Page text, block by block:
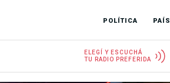
POLÍTICA PAÍS
ELEGÍ Y ESCUCHÁ
TU RADIO PREFERIDA